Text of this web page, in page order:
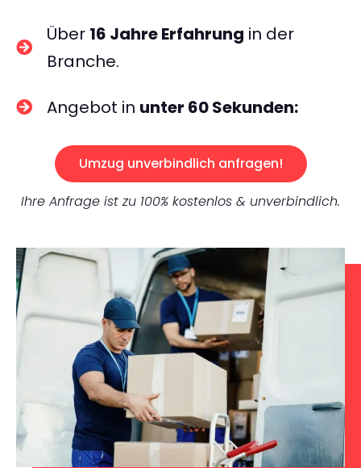
Über 16 Jahre Erfahrung in der
Branche.
Angebot in unter 60 Sekunden:
Umzug unverbindlich anfragen!
Ihre Anfrage ist zu 100% kostenlos & unverbindlich.